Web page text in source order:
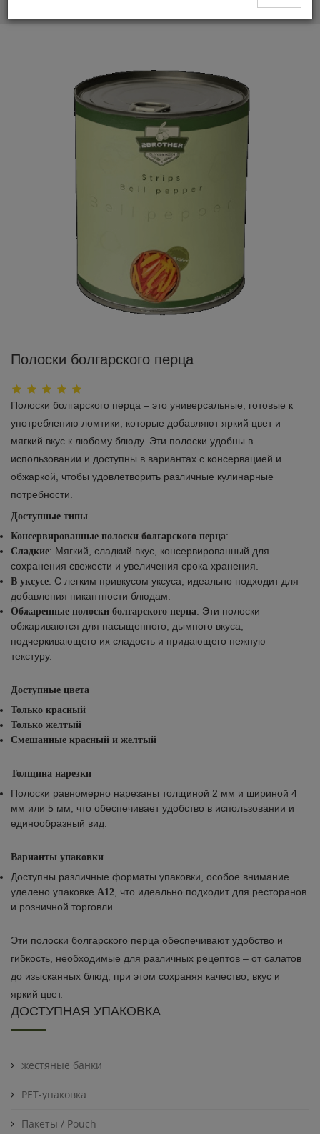
Полоски болгарского перца
Полоски болгарского перца – это универсальные, готовые к
употреблению ломтики, которые добавляют яркий цвет и
мягкий вкус к любому блюду. Эти полоски удобны в
использовании и доступны в вариантах с консервацией и
обжаркой, чтобы удовлетворить различные кулинарные
потребности.
Доступные типы
Консервированные полоски болгарского перца:
Сладкие: Мягкий, сладкий вкус, консервированный для
сохранения свежести и увеличения срока хранения.
В уксусе: С легким привкусом уксуса, идеально подходит для
добавления пикантности блюдам.
Обжаренные полоски болгарского перца: Эти полоски
обжариваются для насыщенного, дымного вкуса,
подчеркивающего их сладость и придающего нежную
текстуру.
Доступные цвета
Только красный
Только желтый
Смешанные красный и желтый
Толщина нарезки
Полоски равномерно нарезаны толщиной 2 мм и шириной 4
мм или 5 мм, что обеспечивает удобство в использовании и
единообразный вид.
Варианты упаковки
Доступны различные форматы упаковки, особое внимание
уделено упаковке A12 , что идеально подходит для ресторанов
и розничной торговли.
Эти полоски болгарского перца обеспечивают удобство и
гибкость, необходимые для различных рецептов – от салатов
до изысканных блюд, при этом сохраняя качество, вкус и
яркий цвет.
ДОСТУПНАЯ УПАКОВКА
жестяные банки
PET-упаковка
Пакеты / Pouch